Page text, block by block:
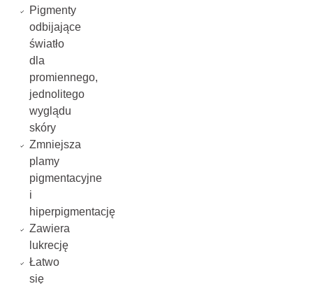
Pigmenty
odbijające
światło
dla
promiennego,
jednolitego
wyglądu
skóry
Zmniejsza
plamy
pigmentacyjne
i
hiperpigmentację
Zawiera
lukrecję
Łatwo
się